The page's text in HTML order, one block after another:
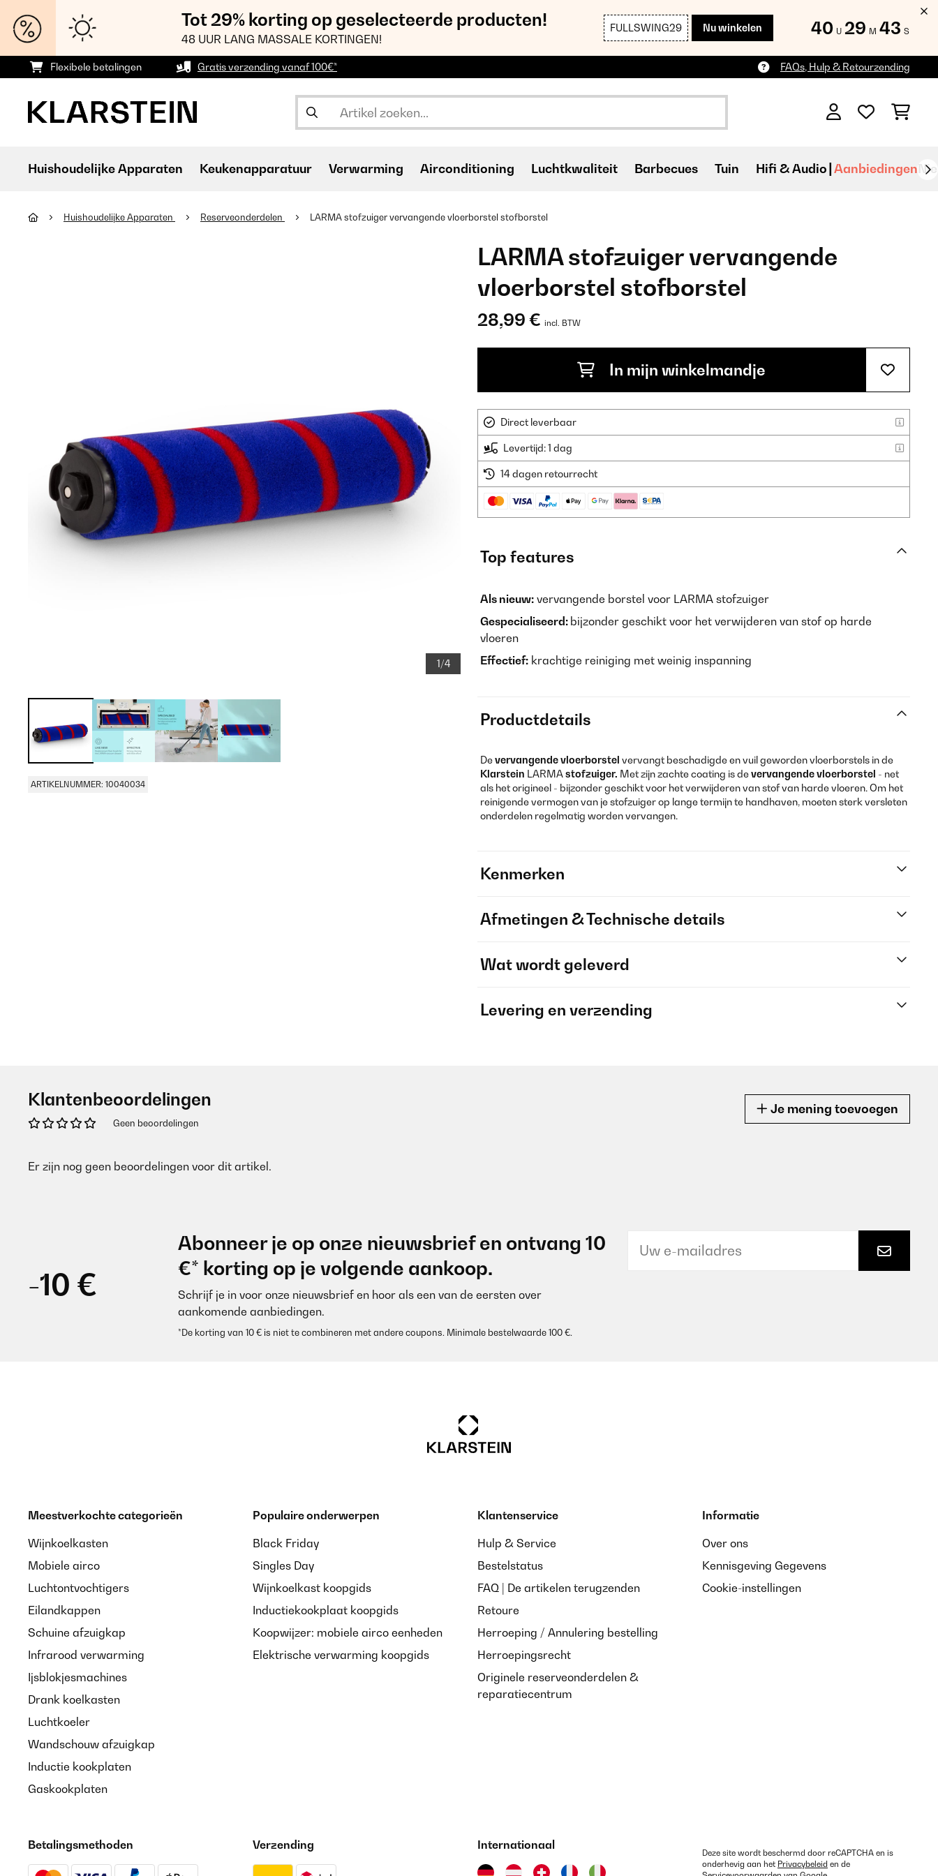
Tot 29% korting op geselecteerde producten!
48 UUR LANG MASSALE KORTINGEN!
FULLSWING29 Nu winkelen 40 U 29 M 41 S
Flexibele betalingen Gratis verzending vanaf 100€* FAQs, Hulp & Retourzending
Huishoudelijke Apparaten Keukenapparatuur Verwarming Airconditioning Luchtkwaliteit Barbecues Tuin Hifi & Audio Aanbiedingen
Huishoudelijke Apparaten Reserveonderdelen LARMA stofzuiger vervangende vloerborstel stofborstel
1/4
ARTIKELNUMMER: 10040034
LARMA stofzuiger vervangende
vloerborstel stofborstel
28,99 € incl. BTW
In mijn winkelmandje
Direct leverbaar
Levertijd: 1 dag
14 dagen retourrecht
Top features
Als nieuw: vervangende borstel voor LARMA stofzuiger
Gespecialiseerd: bijzonder geschikt voor het verwijderen van stof op harde
vloeren
Effectief: krachtige reiniging met weinig inspanning
Productdetails
Devervangende vloerborstel vervangt beschadigde en vuil geworden vloerborstels in de
Klarstein LARMAstofzuiger. Met zijn zachte coating is devervangende vloerborstel - net
als het origineel - bijzonder geschikt voor het verwijderen van stof van harde vloeren. Om het
reinigende vermogen van je stofzuiger op lange termijn te handhaven, moeten sterk versleten
onderdelen regelmatig worden vervangen.
Kenmerken
Afmetingen & Technische details
Wat wordt geleverd
Levering en verzending
Klantenbeoordelingen
Geen beoordelingen
Je mening toevoegen
Er zijn nog geen beoordelingen voor dit artikel.
-10 €
Abonneer je op onze nieuwsbrief en ontvang 10
€* korting op je volgende aankoop.
Schrijf je in voor onze nieuwsbrief en hoor als een van de eersten over
aankomende aanbiedingen.
*De korting van 10 € is niet te combineren met andere coupons. Minimale bestelwaarde 100 €.
Meestverkochte categorieën
Wijnkoelkasten
Mobiele airco
Luchtontvochtigers
Eilandkappen
Schuine afzuigkap
Infrarood verwarming
Ijsblokjesmachines
Drank koelkasten
Luchtkoeler
Wandschouw afzuigkap
Inductie kookplaten
Gaskookplaten
Populaire onderwerpen
Black Friday
Singles Day
Wijnkoelkast koopgids
Inductiekookplaat koopgids
Koopwijzer: mobiele airco eenheden
Elektrische verwarming koopgids
Klantenservice
Hulp & Service
Bestelstatus
FAQ | De artikelen terugzenden
Retoure
Herroeping / Annulering bestelling
Herroepingsrecht
Originele reserveonderdelen &
reparatiecentrum
Informatie
Over ons
Kennisgeving Gegevens
Cookie-instellingen
Betalingsmethoden Verzending Internationaal
Deze site wordt beschermd door reCAPTCHA en is
onderhevig aan het Privacybeleid en de